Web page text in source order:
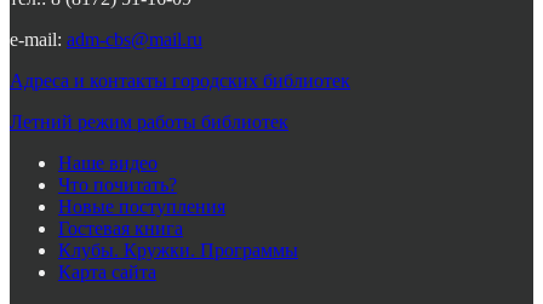
e-mail: adm-cbs@mail.ru
Адреса и контакты городских библиотек
Летний режим работы библиотек
Наше видео
Что почитать?
Новые поступления
Гостевая книга
Клубы. Кружки. Программы
Карта сайта